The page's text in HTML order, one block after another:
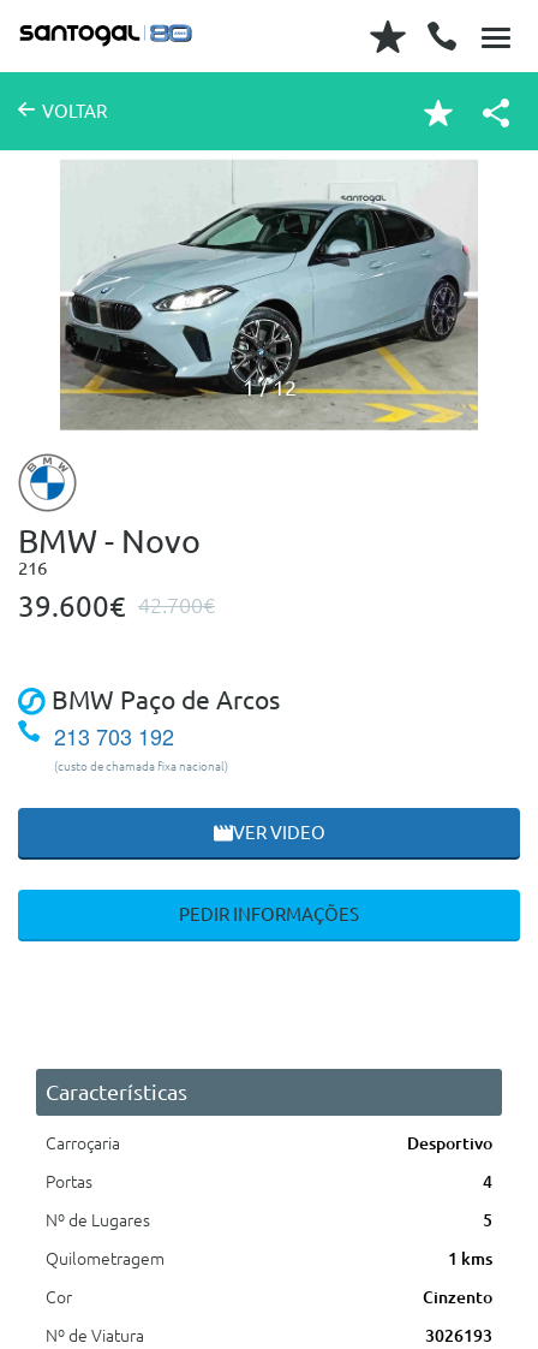
VOLTAR
1 12
BMW - Novo
216
39.600€ 42.700€
BMW Paço de Arcos
213 703 192
(custo de chamada fixa nacional)
VER VIDEO
PEDIR INFORMAÇÕES
Características
Carroçaria
Desportivo
Portas
4
Nº de Lugares
5
Quilometragem
1 kms
Cor
Cinzento
Nº de Viatura
3026193